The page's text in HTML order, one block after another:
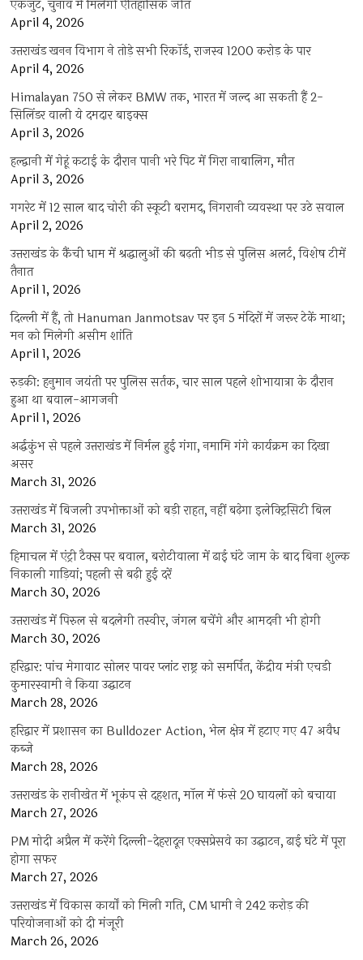
एकजुट, चुनाव में मिलेगी ऐतिहासिक जीत
April 4, 2026
उत्तराखंड खनन विभाग ने तोड़े सभी रिकॉर्ड, राजस्व 1200 करोड़ के पार
April 4, 2026
Himalayan 750 से लेकर BMW तक, भारत में जल्द आ सकती हैं 2-
सिलिंडर वाली ये दमदार बाइक्स
April 3, 2026
हल्द्वानी में गेहूं कटाई के दौरान पानी भरे पिट में गिरा नाबालिग, मौत
April 3, 2026
गगरेट में 12 साल बाद चोरी की स्कूटी बरामद, निगरानी व्यवस्था पर उठे सवाल
April 2, 2026
उत्तराखंड के कैंची धाम में श्रद्धालुओं की बढ़ती भीड़ से पुलिस अलर्ट, विशेष टीमें
तैनात
April 1, 2026
दिल्ली में हैं, तो Hanuman Janmotsav पर इन 5 मंदिरों में जरूर टेकें माथा;
मन को मिलेगी असीम शांति
April 1, 2026
रुड़की: हनुमान जयंती पर पुलिस सर्तक, चार साल पहले शोभायात्रा के दौरान
हुआ था बवाल-आगजनी
April 1, 2026
अर्द्धकुंभ से पहले उत्तराखंड में निर्मल हुई गंगा, नमामि गंगे कार्यक्रम का दिखा
असर
March 31, 2026
उत्तराखंड में बिजली उपभोक्ताओं को बड़ी राहत, नहीं बढ़ेगा इलेक्ट्रिसिटी बिल
March 31, 2026
हिमाचल में एंट्री टैक्स पर बवाल, बरोटीवाला में ढाई घंटे जाम के बाद बिना शुल्क
निकाली गाड़ियां; पहली से बढ़ी हुई दरें
March 30, 2026
उत्तराखंड में पिरुल से बदलेगी तस्वीर, जंगल बचेंगे और आमदनी भी होगी
March 30, 2026
हरिद्वार: पांच मेगावाट सोलर पावर प्लांट राष्ट्र को समर्पित, केंद्रीय मंत्री एचडी
कुमारस्वामी ने किया उद्घाटन
March 28, 2026
हरिद्वार में प्रशासन का Bulldozer Action, भेल क्षेत्र में हटाए गए 47 अवैध
कब्जे
March 28, 2026
उत्तराखंड के रानीखेत में भूकंप से दहशत, मॉल में फंसे 20 घायलों को बचाया
March 27, 2026
PM मोदी अप्रैल में करेंगे दिल्ली-देहरादून एक्सप्रेसवे का उद्घाटन, ढाई घंटे में पूरा
होगा सफर
March 27, 2026
उत्तराखंड में विकास कार्यों को मिली गति, CM धामी ने 242 करोड़ की
परियोजनाओं को दी मंजूरी
March 26, 2026